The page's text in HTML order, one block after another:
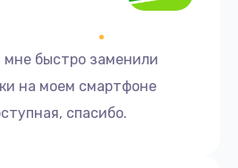
быстро заменили
на моем смартфоне
спасибо.